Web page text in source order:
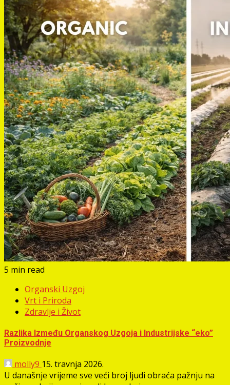
5 min read
Organski Uzgoj
Vrt i Priroda
Zdravlje i Život
Razlika Između Organskog Uzgoja i Industrijske “eko”
Proizvodnje
molly9 15. travnja 2026.
U današnje vrijeme sve veći broj ljudi obraća pažnju na